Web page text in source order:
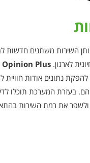
השירות משתנים חדשות
לארגון. Opinion Plus
נתונים אודות חוויית
בעזרת המערכת תוכלו
ולשפר את רמת השירות